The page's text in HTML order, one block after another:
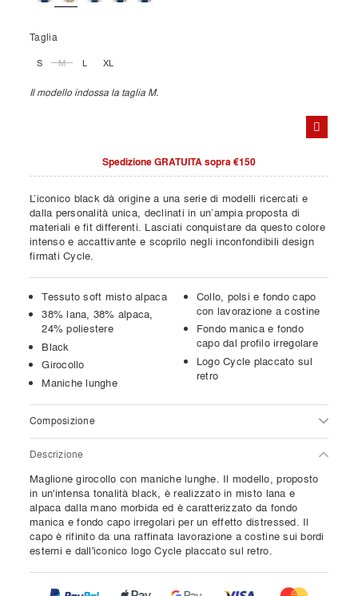
Taglia
S M L XL
Il modello indossa la taglia M.
Spedizione GRATUITA sopra €150
L’iconico black dà origine a una serie di modelli ricercati e
dalla personalità unica, declinati in un’ampia proposta di
materiali e fit differenti. Lasciati conquistare da questo colore
intenso e accattivante e scoprilo negli inconfondibili design
firmati Cycle.
Tessuto soft misto alpaca
38% lana, 38% alpaca,
24% poliestere
Black
Girocollo
Maniche lunghe
Collo, polsi e fondo capo
con lavorazione a costine
Fondo manica e fondo
capo dal profilo irregolare
Logo Cycle placcato sul
retro
Composizione
Descrizione
Maglione girocollo con maniche lunghe. Il modello, proposto
in un'intensa tonalità black, è realizzato in misto lana e
alpaca dalla mano morbida ed è caratterizzato da fondo
manica e fondo capo irregolari per un effetto distressed. Il
capo è rifinito da una raffinata lavorazione a costine sui bordi
esterni e dall'iconico logo Cycle placcato sul retro.